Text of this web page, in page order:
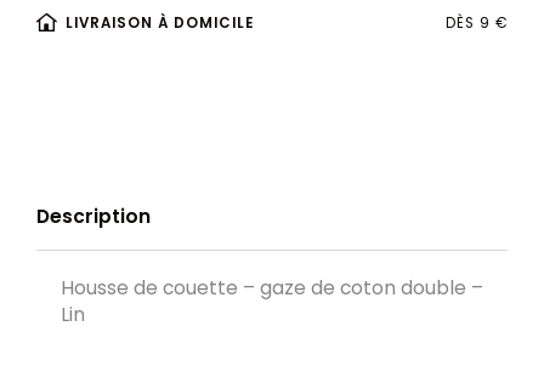
LIVRAISON À DOMICILE DÈS 9 €
Description
Housse de couette – gaze de coton double –
Lin